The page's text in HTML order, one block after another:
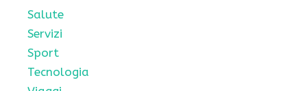
Salute
Servizi
Sport
Tecnologia